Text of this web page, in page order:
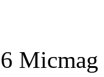
Micmag